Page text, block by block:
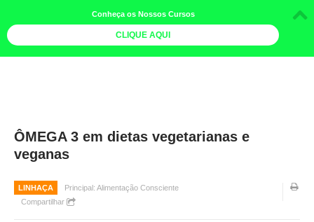
LIVROS
MAIS
QUEM SOMOS
ÔMEGA 3 em dietas vegetarianas e
veganas
LINHAÇA
Principal: Alimentação Consciente
Compartilhar
Conheça os Nossos Cursos
CLIQUE AQUI